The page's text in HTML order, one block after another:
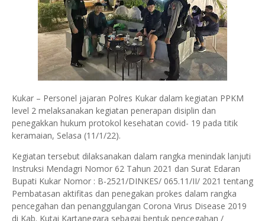
Kukar – Personel jajaran Polres Kukar dalam kegiatan PPKM
level 2 melaksanakan kegiatan penerapan disiplin dan
penegakkan hukum protokol kesehatan covid- 19 pada titik
keramaian, Selasa (11/1/22).
Kegiatan tersebut dilaksanakan dalam rangka menindak lanjuti
Instruksi Mendagri Nomor 62 Tahun 2021 dan Surat Edaran
Bupati Kukar Nomor : B-2521/DINKES/ 065.11/II/ 2021 tentang
Pembatasan aktifitas dan penegakan prokes dalam rangka
pencegahan dan penanggulangan Corona Virus Disease 2019
di Kab. Kutai Kartanegara sebagai bentuk pencegahan /